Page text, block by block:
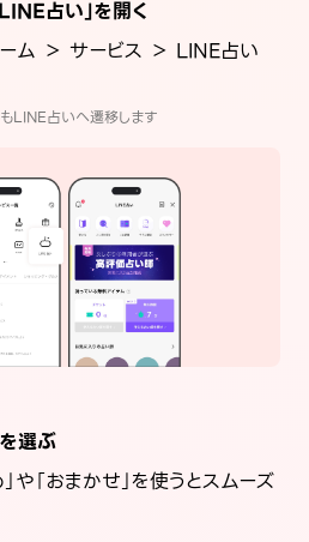
占い」を開く
ム ＞ サービス ＞ LINE占い
LINE占いへ遷移します
選ぶ
や「おまかせ」を使うとスムーズ